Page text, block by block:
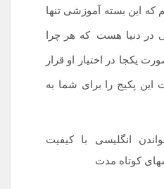
که این بسته آموزشی تنها
در دنیا هست که هر چرا
یکجا در اختیار او قرار
این پکیج را برای شما به
انگلیسی با کیفیت
کوتاه مدت